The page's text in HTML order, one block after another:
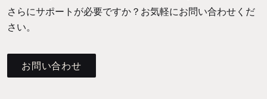
さらにサポートが必要ですか？お気軽にお問い合わせくだ
さい。
お問い合わせ